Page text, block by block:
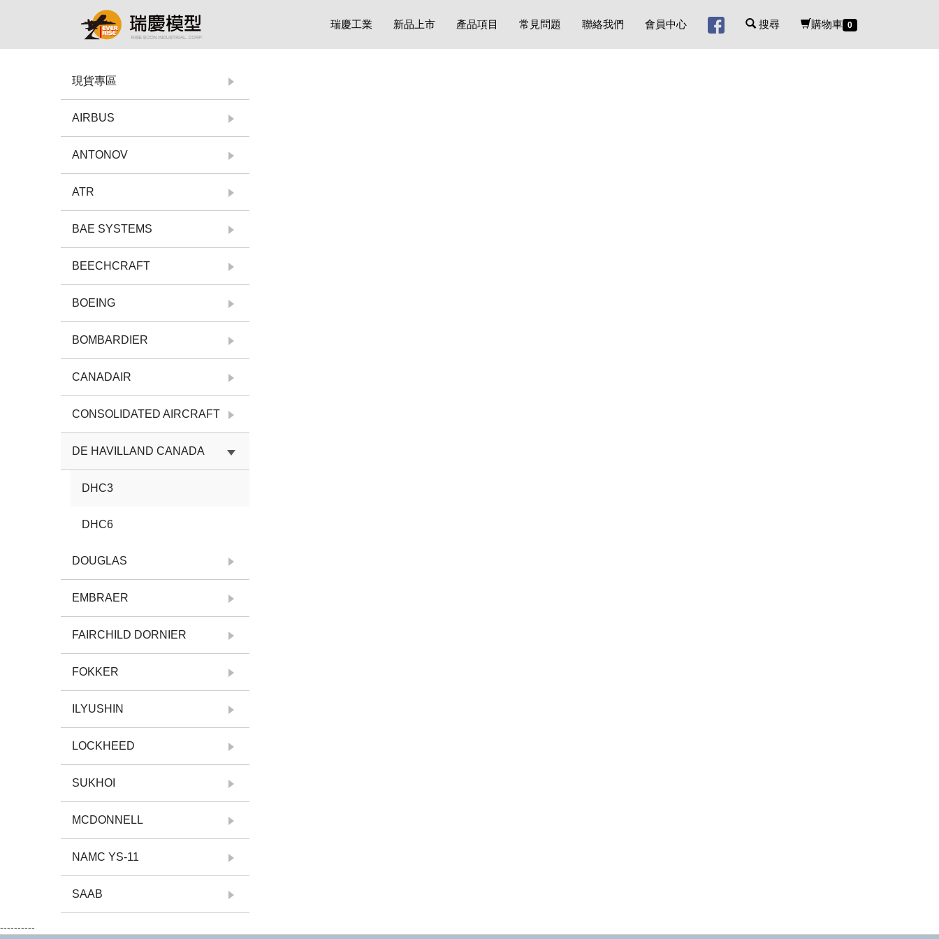
瑞慶工業 新品上市 產品項目 常見問題 聯絡我們 會員中心 搜尋 購物車 0
現貨專區
AIRBUS
ANTONOV
ATR
BAE SYSTEMS
BEECHCRAFT
BOEING
BOMBARDIER
CANADAIR
CONSOLIDATED AIRCRAFT
DE HAVILLAND CANADA
DHC3
DHC6
DOUGLAS
EMBRAER
FAIRCHILD DORNIER
FOKKER
ILYUSHIN
LOCKHEED
SUKHOI
MCDONNELL
NAMC YS-11
SAAB
----------